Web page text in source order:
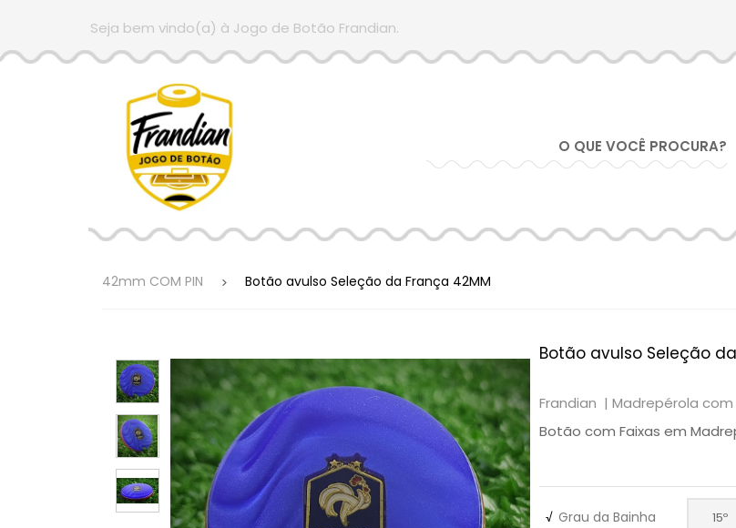
Seja bem vindo(a) à Jogo de Botão Frandian.
42mm COM PIN Botão avulso Seleção da França 42MM
Botão avulso Seleção
Frandian | Madrepérola
Botão com Faixas em
√ Grau da Bainha 15º